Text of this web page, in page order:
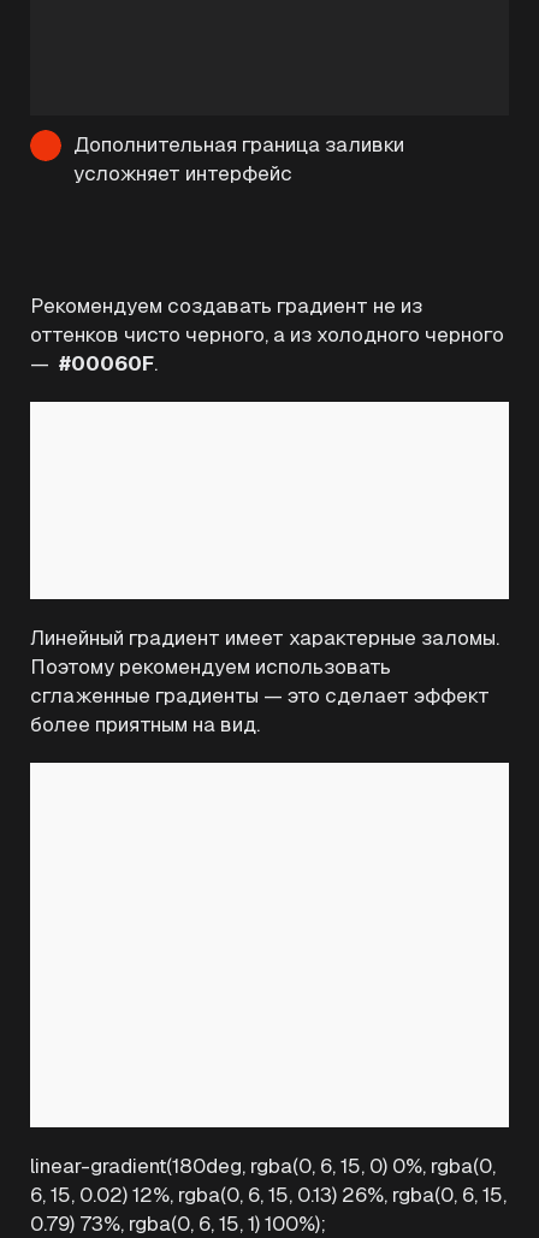
Дополнительная граница заливки
усложняет интерфейс
Рекомендуем создавать градиент не из
оттенков чисто черного, а из холодного черного
— #00060F.
Линейный градиент имеет характерные заломы.
Поэтому рекомендуем использовать
сглаженные градиенты — это сделает эффект
более приятным на вид.
linear-gradient(180deg, rgba(0, 6, 15, 0) 0%, rgba(0,
6, 15, 0.02) 12%, rgba(0, 6, 15, 0.13) 26%, rgba(0, 6, 15,
0.79) 73%, rgba(0, 6, 15, 1) 100%);